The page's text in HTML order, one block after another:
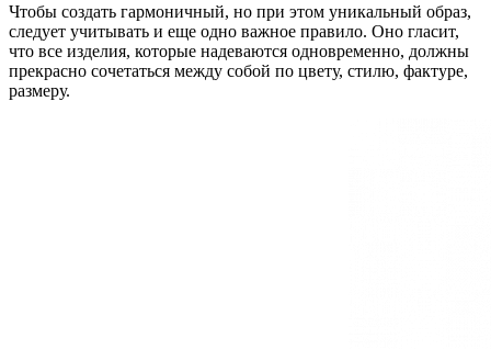
Чтобы создать гармоничный, но при этом уникальный образ,
следует учитывать и еще одно важное правило. Оно гласит,
что все изделия, которые надеваются одновременно, должны
прекрасно сочетаться между собой по цвету, стилю, фактуре,
размеру.